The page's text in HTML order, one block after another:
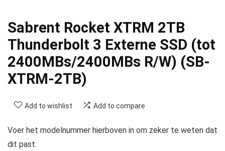
Sabrent Rocket XTRM 2TB
Thunderbolt 3 Externe SSD (tot
2400MBs/2400MBs R/W) (SB-
XTRM-2TB)
Add to wishlist Add to compare
Voer het modelnummer hierboven in om zeker te weten dat
dit past.